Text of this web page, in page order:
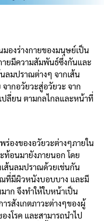
งร่างกายของมนุษย์เป็น
ายมีความสัมพันธ์ซึ่งกันและ
ลมปราณต่างๆ จากเส้น
ากอวัยวะสู่อวัยวะ จาก
ลี่ยน ตามกลไกลและหน้าที่
งของอวัยวะต่างๆภายใน
ท้อนมายังภายนอก โดย
ส้นลมปราณด้วยเช่นกัน
ณที่มีผิวหนังบอบบาง และมี
าก จึงทำให้ใบหน้าเป็น
รสังเกตภาวะต่างๆของผู้
งโรค และสามารถนำไป